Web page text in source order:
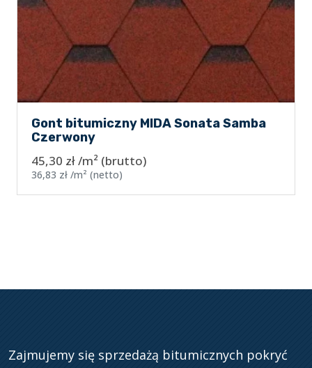
Gont bitumiczny MIDA Sonata Samba
Czerwony
45,30 zł/m² (brutto)
36,83 zł /m² (netto)
Zajmujemy się sprzedażą bitumicznych pokryć